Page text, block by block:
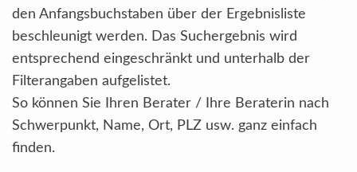
den Anfangsbuchstaben über der Ergebnisliste
beschleunigt werden. Das Suchergebnis wird
entsprechend eingeschränkt und unterhalb der
Filterangaben aufgelistet.
So können Sie Ihren Berater / Ihre Beraterin nach
Schwerpunkt, Name, Ort, PLZ usw. ganz einfach
finden.